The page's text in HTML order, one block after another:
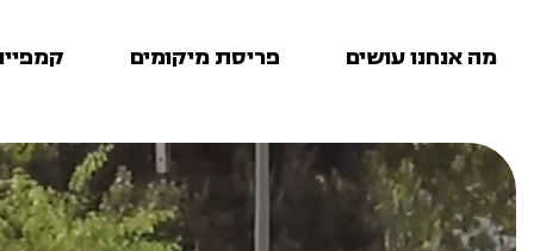
מה אנחנו עושים פריסת מיקומים